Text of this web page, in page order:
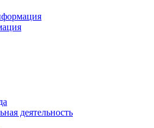
деятельность